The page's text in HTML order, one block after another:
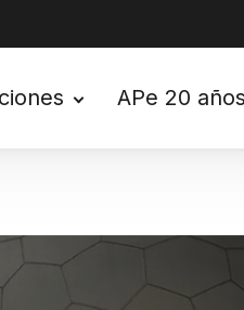
APe 20 años